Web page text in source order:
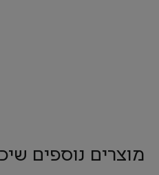
מוצרים נוספים